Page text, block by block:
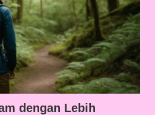
dengan Lebih